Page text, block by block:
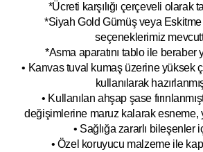
*Ücreti karşılığı çerçeveli olarak
*Siyah Gold Gümüş veya
seçeneklerimiz
*Asma aparatını tablo ile beraber
• Kanvas tuval kumaş üzerine yüksek
kullanılarak
• Kullanılan ahşap şase
değişimlerine maruz kalarak esneme,
• Sağlığa zararlı bileşenler
• Özel koruyucu malzeme ile